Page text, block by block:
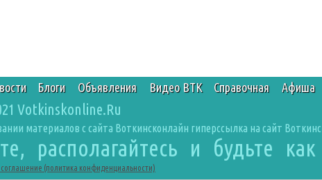
Блоги Объявления Видео ВТК Справочная Афиша
Votkinskonline.Ru
материалов с сайта Воткинсконлайн гиперссылка на сайт
располагайтесь и будьте
соглашение (политика конфиденциальности)